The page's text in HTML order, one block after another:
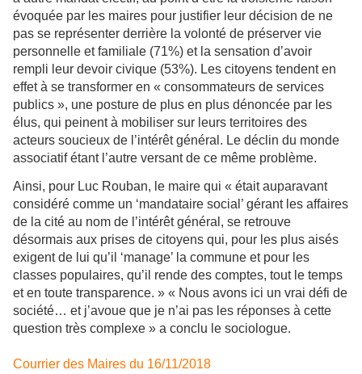
évoquée par les maires pour justifier leur décision de ne
pas se représenter derrière la volonté de préserver vie
personnelle et familiale (71%) et la sensation d’avoir
rempli leur devoir civique (53%). Les citoyens tendent en
effet à se transformer en « consommateurs de services
publics », une posture de plus en plus dénoncée par les
élus, qui peinent à mobiliser sur leurs territoires des
acteurs soucieux de l’intérêt général. Le déclin du monde
associatif étant l’autre versant de ce même problème.
Ainsi, pour Luc Rouban, le maire qui « était auparavant
considéré comme un ‘mandataire social’ gérant les affaires
de la cité au nom de l’intérêt général, se retrouve
désormais aux prises de citoyens qui, pour les plus aisés
exigent de lui qu’il ‘manage’ la commune et pour les
classes populaires, qu’il rende des comptes, tout le temps
et en toute transparence. » « Nous avons ici un vrai défi de
société… et j’avoue que je n’ai pas les réponses à cette
question très complexe » a conclu le sociologue.
Courrier des Maires du 16/11/2018